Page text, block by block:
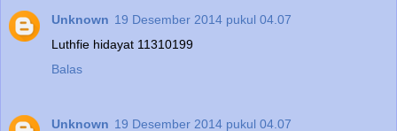
Unknown 19 Desember 2014 pukul 04.07
Luthfie hidayat 11310199
Balas
Unknown 19 Desember 2014 pukul 04.07